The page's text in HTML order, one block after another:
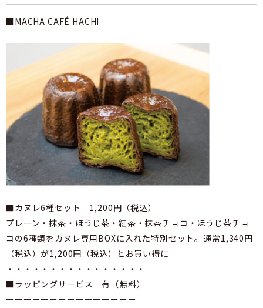
■MACHA CAFÉ HACHI
■カヌレ6種セット 1,200円（税込）
プレーン・抹茶・ほうじ茶・紅茶・抹茶チョコ・ほうじ茶チョ
コの6種類をカヌレ専用BOXに入れた特別セット。通常1,340円
（税込）が1,200円（税込）とお買い得に
・・・・・・・・・・・・・・・・
■ラッピングサービス 有（無料）
ーーーーーーーーーーーーーーー